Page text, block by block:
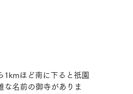
1kmほど南に下ると祇園
な名前の御寺がありま